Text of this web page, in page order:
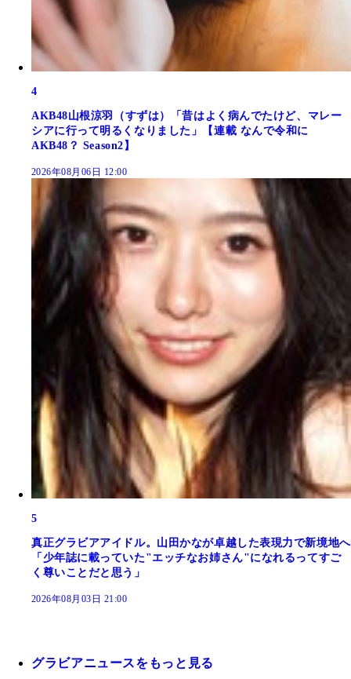
4
AKB48山根涼羽（すずは）「昔はよく病んでたけど、マレー
シアに行って明るくなりました」【連載 なんで令和に
AKB48？ Season2】
2026年08月06日 12:00
5
真正グラビアアイドル。山田かなが卓越した表現力で新境地へ
「少年誌に載っていた"エッチなお姉さん"になれるってすご
く尊いことだと思う」
2026年08月03日 21:00
グラビアニュースをもっと見る